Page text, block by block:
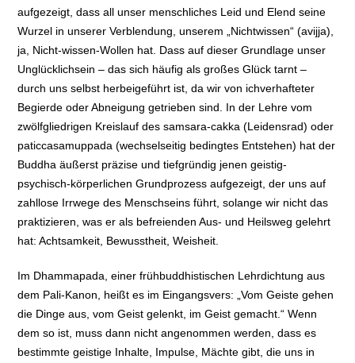
aufgezeigt, dass all unser menschliches Leid und Elend seine
Wurzel in unserer Verblendung, unserem „Nichtwissen“ (avijja),
ja, Nicht-wissen-Wollen hat. Dass auf dieser Grundlage unser
Unglücklichsein – das sich häufig als großes Glück tarnt –
durch uns selbst herbeigeführt ist, da wir von ichverhafteter
Begierde oder Abneigung getrieben sind. In der Lehre vom
zwölfgliedrigen Kreislauf des samsara-cakka (Leidensrad) oder
paticcasamuppada (wechselseitig bedingtes Entstehen) hat der
Buddha äußerst präzise und tiefgründig jenen geistig-
psychisch-körperlichen Grundprozess aufgezeigt, der uns auf
zahllose Irrwege des Menschseins führt, solange wir nicht das
praktizieren, was er als befreienden Aus- und Heilsweg gelehrt
hat: Achtsamkeit, Bewusstheit, Weisheit.
Im Dhammapada, einer frühbuddhistischen Lehrdichtung aus
dem Pali-Kanon, heißt es im Eingangsvers: „Vom Geiste gehen
die Dinge aus, vom Geist gelenkt, im Geist gemacht.“ Wenn
dem so ist, muss dann nicht angenommen werden, dass es
bestimmte geistige Inhalte, Impulse, Mächte gibt, die uns in